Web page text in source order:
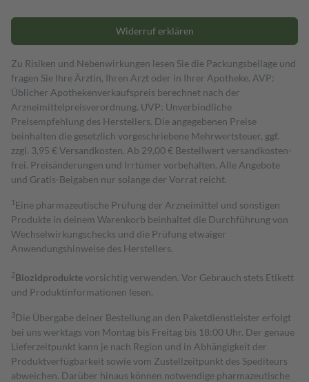
Widerruf erklären
Zu Risiken und Nebenwirkungen lesen Sie die Packungsbeilage und
fragen Sie Ihre Ärztin, Ihren Arzt oder in Ihrer Apotheke. AVP:
Üblicher Apothekenverkaufspreis berechnet nach der
Arzneimittelpreisverordnung. UVP: Unverbindliche
Preisempfehlung des Herstellers. Die angegebenen Preise
beinhalten die gesetzlich vorgeschriebene Mehrwertsteuer, ggf.
zzgl. 3,95 € Versandkosten. Ab 29,00 € Bestell­wert versand­kosten­
frei. Preisänderungen und Irrtümer vorbehalten. Alle Angebote
und Gratis-Beigaben nur solange der Vorrat reicht.
1 Eine pharmazeutische Prüfung der Arzneimittel und sonstigen
Produkte in deinem Warenkorb beinhaltet die Durchführung von
Wechselwirkungschecks und die Prüfung etwaiger
Anwendungshinweise des Herstellers.
2Biozidproduktevorsichtig verwenden. Vor Gebrauch stets Etikett
und Produktinformationen lesen.
3Die Übergabe deiner Bestellung an den Paketdienstleister erfolgt
bei uns werktags von Montag bis Freitag bis 18:00 Uhr. Der genaue
Lieferzeitpunkt kann je nach Region und in Abhängigkeit der
Produktverfügbarkeit sowie vom Zustellzeitpunkt des Spediteurs
abweichen. Darüber hinaus können notwendige pharmazeutische